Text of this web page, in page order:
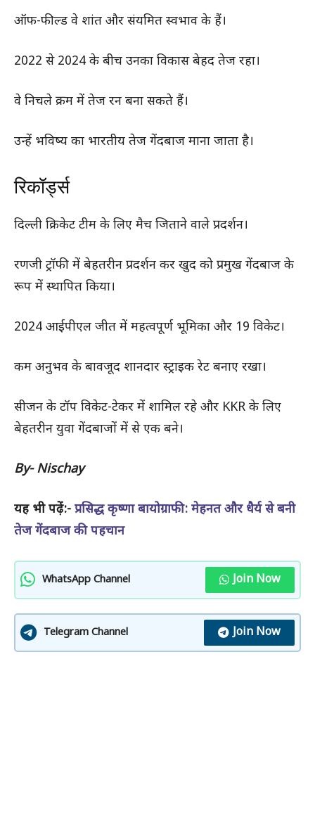
ऑफ-फील्ड वे शांत और संयमित स्वभाव के हैं।
2022 से 2024 के बीच उनका विकास बेहद तेज रहा।
वे निचले क्रम में तेज रन बना सकते हैं।
उन्हें भविष्य का भारतीय तेज गेंदबाज माना जाता है।
रिकॉर्ड्स
दिल्ली क्रिकेट टीम के लिए मैच जिताने वाले प्रदर्शन।
रणजी ट्रॉफी में बेहतरीन प्रदर्शन कर खुद को प्रमुख गेंदबाज के
रूप में स्थापित किया।
2024 आईपीएल जीत में महत्वपूर्ण भूमिका और 19 विकेट।
कम अनुभव के बावजूद शानदार स्ट्राइक रेट बनाए रखा।
सीजन के टॉप विकेट-टेकर में शामिल रहे और KKR के लिए
बेहतरीन युवा गेंदबाजों में से एक बने।
By- Nischay
यह भी पढ़ें:- प्रसिद्ध कृष्णा बायोग्राफी: मेहनत और धैर्य से बनी
तेज गेंदबाज की पहचान
WhatsApp Channel Join Now
Telegram Channel Join Now